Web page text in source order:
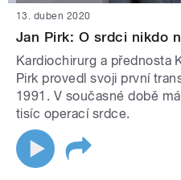
13. duben 2020
Jan Pirk: O srdci nikdo
Kardiochirurg a přednosta
Pirk provedl svoji první
1991. V současné době
tisíc operací srdce.